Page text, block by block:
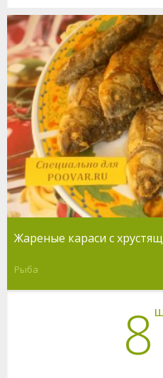
Жареные караси с
Рыба
8